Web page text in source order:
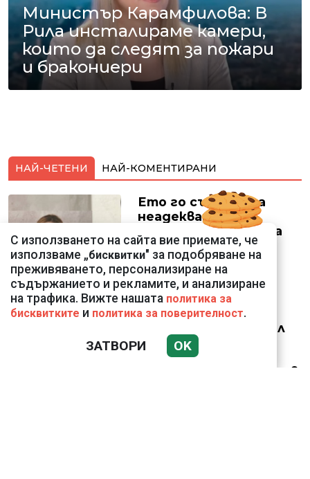
Министър Карамфилова: В
Рила инсталираме камери,
които да следят за пожари
и бракониери
НАЙ-ЧЕТЕНИ НАЙ-КОМЕНТИРАНИ
Ето го съпруга на
неадекватната
външна министърка
Велислава Петрова
Ким Чен Ун е получил
22 милиарда долара
свръхпечалба от
началото на войната в
С използването на сайта вие приемате, че
използваме „бисквитки" за подобряване на
преживяването, персонализиране на
съдържанието и рекламите, и анализиране
на трафика. Вижте нашата политика за
бисквитките и политика за поверителност.
ЗАТВОРИ OK